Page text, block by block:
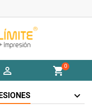
 shopping_cart0